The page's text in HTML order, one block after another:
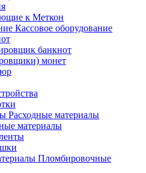
к Меткон
Кассовое оборудование
банкнот
монет
Расходные материалы
материалы
Пломбировочные